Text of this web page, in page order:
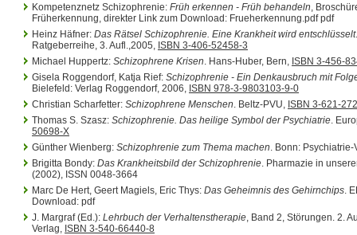
Kompetenznetz Schizophrenie: Früh erkennen - Früh behandeln,
Früherkennung, direkter Link zum Download: Frueherkennung.pdf pdf
Heinz Häfner: Das Rätsel Schizophrenie. Eine Krankheit wird entschlüsselt
Ratgeberreihe, 3. Aufl.,2005, ISBN 3-406-52458-3
Michael Huppertz: Schizophrene Krisen. Hans-Huber, Bern, ISBN 3-456-
Gisela Roggendorf, Katja Rief: Schizophrenie - Ein Denkausbruch mit
Bielefeld: Verlag Roggendorf, 2006, ISBN 978-3-9803103-9-0
Christian Scharfetter: Schizophrene Menschen. Beltz-PVU, ISBN 3-621-
Thomas S. Szasz: Schizophrenie. Das heilige Symbol der Psychiatrie.
50698-X
Günther Wienberg: Schizophrenie zum Thema machen. Bonn: Psychiatrie-
Brigitta Bondy: Das Krankheitsbild der Schizophrenie. Pharmazie in
(2002), ISSN 0048-3664
Marc De Hert, Geert Magiels, Eric Thys: Das Geheimnis des Gehirnchips.
Download: pdf
J. Margraf (Ed.): Lehrbuch der Verhaltenstherapie, Band 2, Störungen. 2.
Verlag, ISBN 3-540-66440-8